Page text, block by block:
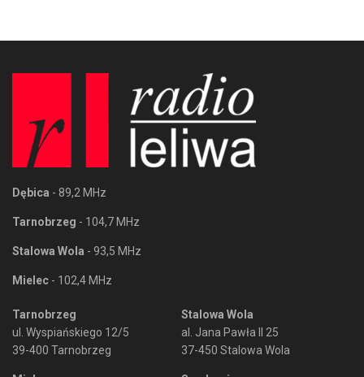
Dębica - 89,2 MHz
Tarnobrzeg - 104,7 MHz
Stalowa Wola - 93,5 MHz
Mielec - 102,4 MHz
Tarnobrzeg
ul. Wyspiańskiego 12/5
39-400 Tarnobrzeg
Stalowa Wola
al. Jana Pawła II 25
37-450 Stalowa Wola